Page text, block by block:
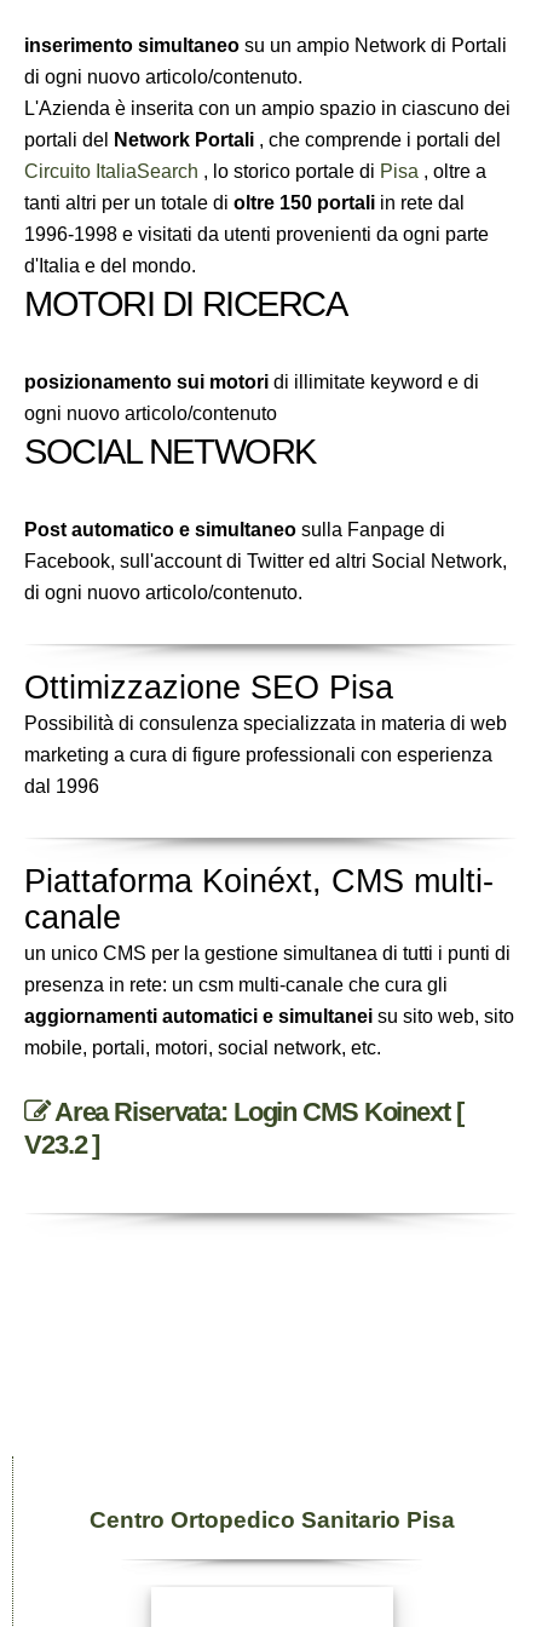
inserimento simultaneo su un ampio Network di Portali
di ogni nuovo articolo/contenuto.
L'Azienda è inserita con un ampio spazio in ciascuno dei
portali del
Network Portali , che comprende i portali del
Circuito ItaliaSearch , lo storico portale di Pisa , oltre a
tanti altri per un totale di oltre 150 portali in rete dal
1996-1998 e visitati da utenti provenienti da ogni parte
d'Italia e del mondo.
MOTORI DI RICERCA
posizionamento sui motori di illimitate keyword e di
ogni nuovo articolo/contenuto
SOCIAL NETWORK
Post automatico e simultaneo sulla Fanpage di
Facebook, sull'account di Twitter ed altri Social Network,
di ogni nuovo articolo/contenuto.
Ottimizzazione SEO Pisa
Possibilità di consulenza specializzata in materia di web
marketing a cura di figure professionali con esperienza
dal 1996
Piattaforma Koinéxt, CMS multi-
canale
un unico CMS per la gestione simultanea di tutti i punti di
presenza in rete: un csm multi-canale che cura gli
aggiornamenti automatici e simultanei su sito web, sito
mobile, portali, motori, social network, etc.
Area Riservata: Login CMS Koinext [
V23.2 ]
Centro Ortopedico Sanitario Pisa